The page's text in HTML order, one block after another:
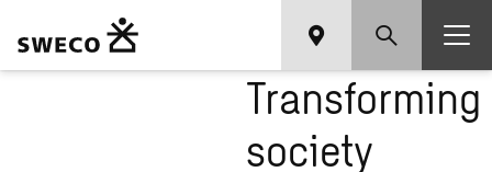
Transforming
society